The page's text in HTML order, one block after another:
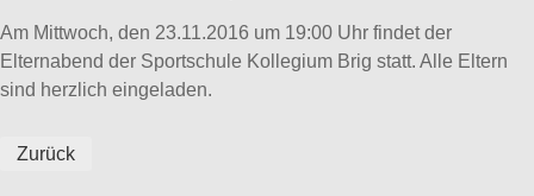
Am Mittwoch, den 23.11.2016 um 19:00 Uhr findet der
Elternabend der Sportschule Kollegium Brig statt. Alle Eltern
sind herzlich eingeladen.
Zurück